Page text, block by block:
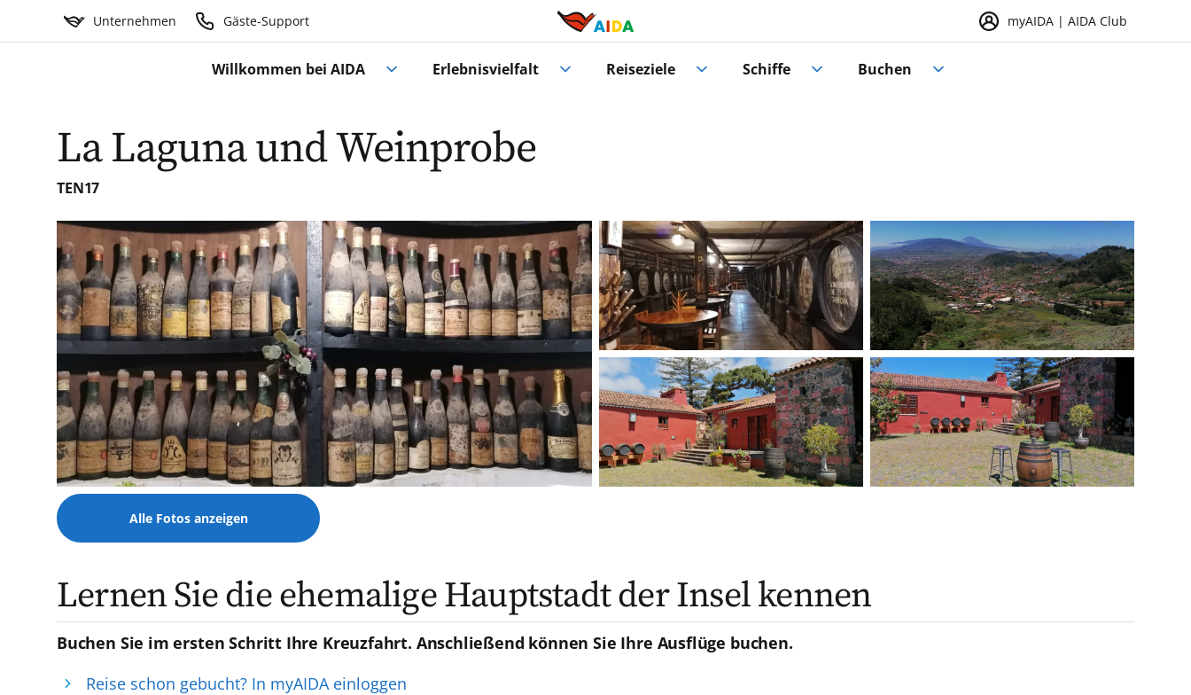
Unternehmen Gäste-Support myAIDA | AIDA Club
Willkommen bei AIDA Erlebnisvielfalt Reiseziele Schiffe Buchen
La Laguna und Weinprobe
TEN17
Alle Fotos anzeigen
Lernen Sie die ehemalige Hauptstadt der Insel kennen
Buchen Sie im ersten Schritt Ihre Kreuzfahrt. Anschließend können Sie Ihre Ausflüge buchen.
Reise schon gebucht? In myAIDA einloggen